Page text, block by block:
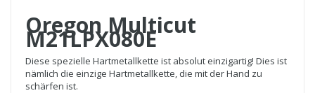
Oregon Multicut
M21LPX080E
Diese spezielle Hartmetallkette ist absolut einzigartig! Dies ist
nämlich die einzige Hartmetallkette, die mit der Hand zu
schärfen ist.